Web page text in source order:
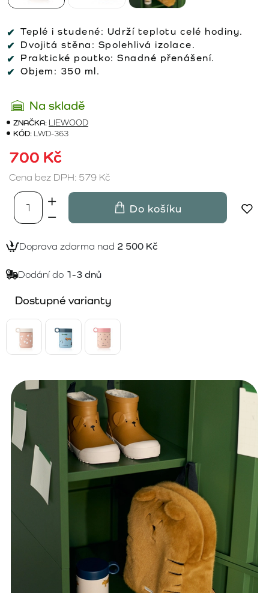
Teplé i studené: Udrží teplotu celé hodiny.
Dvojitá stěna: Spolehlivá izolace.
Praktické poutko: Snadné přenášení.
Objem: 350 ml.
Na skladě
ZNAČKA: LIEWOOD
KÓD: LWD-363
700 Kč
Cena bez DPH: 579 Kč
Do košíku
Doprava zdarma nad 2 500 Kč
Dodání do 1-3 dnů
Dostupné varianty